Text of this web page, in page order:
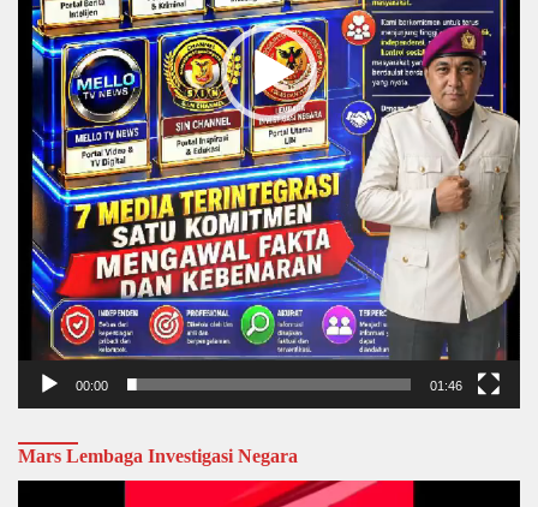
00:00 01:46
Mars Lembaga Investigasi Negara